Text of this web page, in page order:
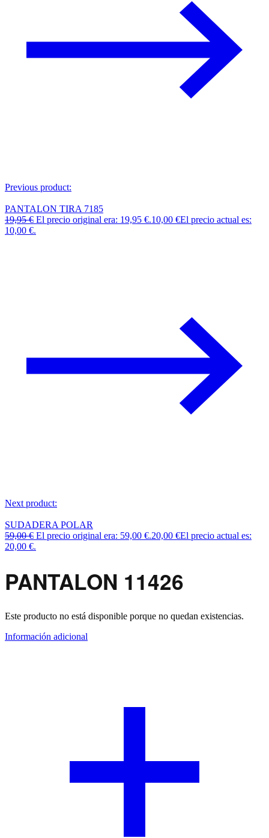
Previous product:
PANTALON TIRA 7185
19,95€ El precio original era: 19,95 €.10,00 €El precio actual es:
10,00 €.
Next product:
SUDADERA POLAR
59,00€ El precio original era: 59,00 €.20,00 €El precio actual es:
20,00 €.
PANTALON 11426
Este producto no está disponible porque no quedan existencias.
Información adicional